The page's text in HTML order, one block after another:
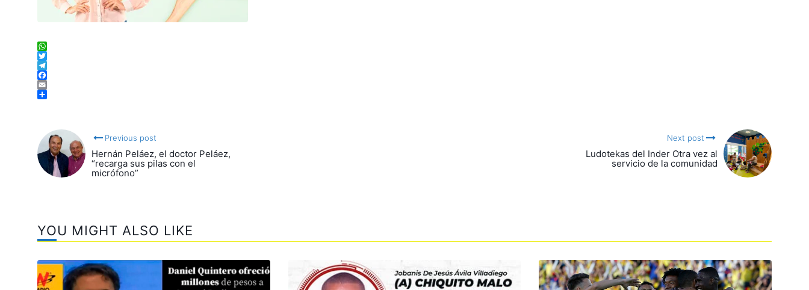
WhatsApp
Twitter
Telegram
Facebook
Email
Previous post
Hernán Peláez, el doctor Peláez,
“recarga sus pilas con el
micrófono”
Next post
Ludotekas del Inder Otra vez al
servicio de la comunidad
YOU MIGHT ALSO LIKE